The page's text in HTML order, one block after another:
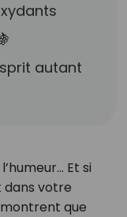
autant
Et si
dans votre
montrent que